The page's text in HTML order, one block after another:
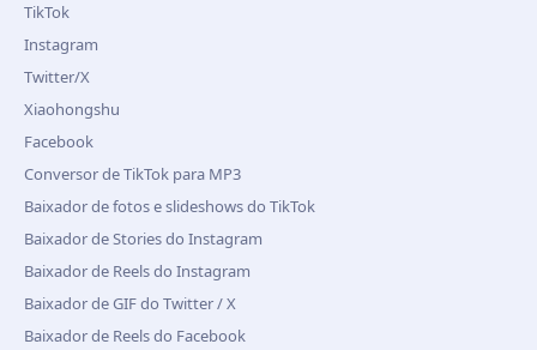
TikTok
Instagram
Twitter/X
Xiaohongshu
Facebook
Conversor de TikTok para MP3
Baixador de fotos e slideshows do TikTok
Baixador de Stories do Instagram
Baixador de Reels do Instagram
Baixador de GIF do Twitter / X
Baixador de Reels do Facebook